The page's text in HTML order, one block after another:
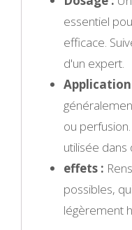
essentiel
efficace.
d'un expert.
ou
utilisée dans
effets :
possibles,
légèrement